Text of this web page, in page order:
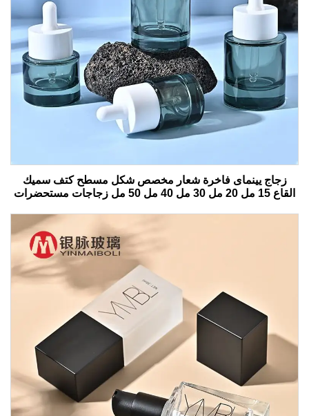
زجاج يينماى فاخرة شعار مخصص شكل مسطح كتف سميك
القاع 15 مل 20 مل 30 مل 40 مل 50 مل زجاجات مستحضرات